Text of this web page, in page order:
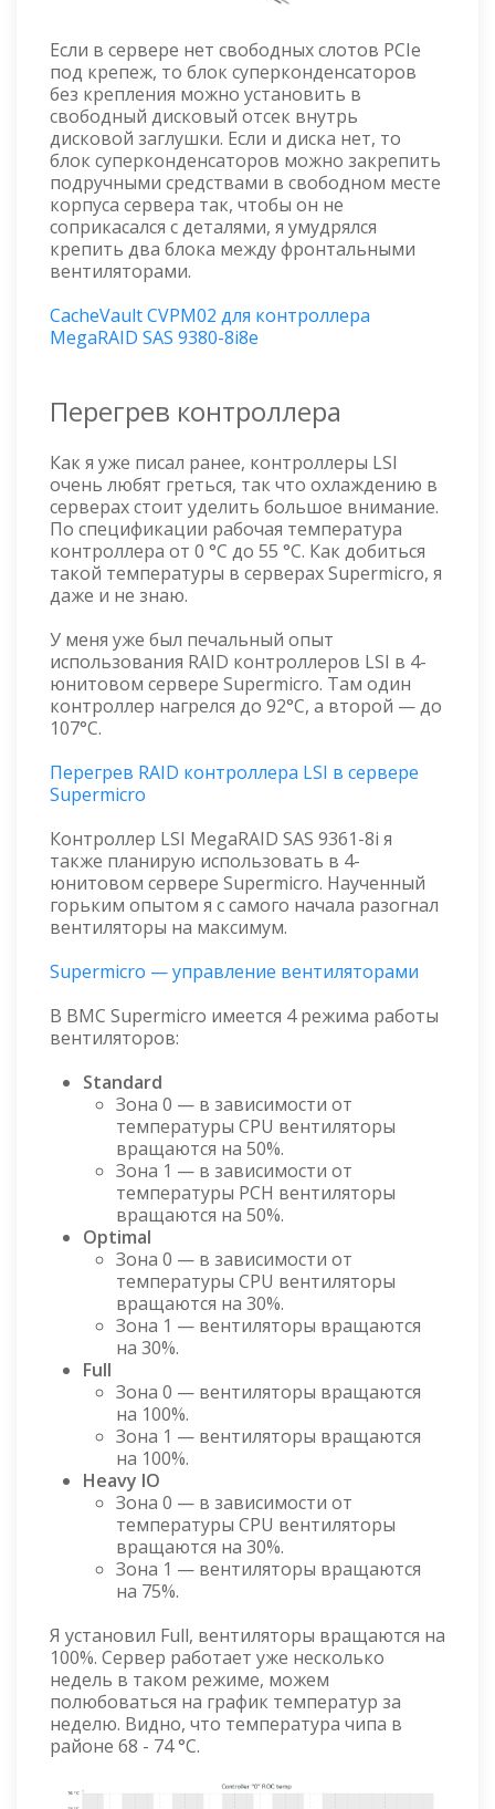
Если в сервере нет свободных слотов PCIe
под крепеж, то блок суперконденсаторов
без крепления можно установить в
свободный дисковый отсек внутрь
дисковой заглушки. Если и диска нет, то
блок суперконденсаторов можно закрепить
подручными средствами в свободном месте
корпуса сервера так, чтобы он не
соприкасался с деталями, я умудрялся
крепить два блока между фронтальными
вентиляторами.
CacheVault CVPM02 для контроллера
MegaRAID SAS 9380-8i8e
Перегрев контроллера
Как я уже писал ранее, контроллеры LSI
очень любят греться, так что охлаждению в
серверах стоит уделить большое внимание.
По спецификации рабочая температура
контроллера от 0 °C до 55 °C. Как добиться
такой температуры в серверах Supermicro, я
даже и не знаю.
У меня уже был печальный опыт
использования RAID контроллеров LSI в 4-
юнитовом сервере Supermicro. Там один
контроллер нагрелся до 92°C, а второй — до
107°C.
Перегрев RAID контроллера LSI в сервере
Supermicro
Контроллер LSI MegaRAID SAS 9361-8i я
также планирую использовать в 4-
юнитовом сервере Supermicro. Наученный
горьким опытом я с самого начала разогнал
вентиляторы на максимум.
Supermicro — управление вентиляторами
В BMC Supermicro имеется 4 режима работы
вентиляторов:
Standard
Зона 0 — в зависимости от
температуры CPU вентиляторы
вращаются на 50%.
Зона 1 — в зависимости от
температуры PCH вентиляторы
вращаются на 50%.
Optimal
Зона 0 — в зависимости от
температуры CPU вентиляторы
вращаются на 30%.
Зона 1 — вентиляторы вращаются
на 30%.
Full
Зона 0 — вентиляторы вращаются
на 100%.
Зона 1 — вентиляторы вращаются
на 100%.
Heavy IO
Зона 0 — в зависимости от
температуры CPU вентиляторы
вращаются на 30%.
Зона 1 — вентиляторы вращаются
на 75%.
Я установил Full, вентиляторы вращаются на
100%. Сервер работает уже несколько
недель в таком режиме, можем
полюбоваться на график температур за
неделю. Видно, что температура чипа в
районе 68 - 74 °C.